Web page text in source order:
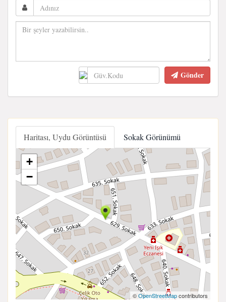
Gönder
Haritası, Uydu Görüntüsü Sokak Görünümü
+
−
©OpenStreetMapcontributors